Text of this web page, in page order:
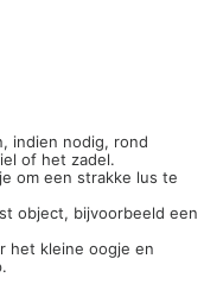
indien nodig, rond
of het zadel.
om een strakke lus te
object, bijvoorbeeld een
het kleine oogje en